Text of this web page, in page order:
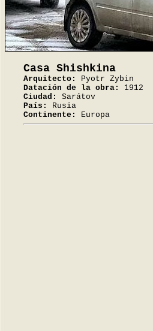
Casa Shishkina
Arquitecto:
Pyotr Zybin
Datación de la obra:
1912
Ciudad:
Sarátov
País:
Rusia
Continente:
Europa